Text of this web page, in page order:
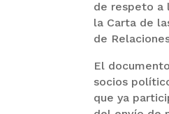
de respeto a
la Carta de
de
El
socios
que ya